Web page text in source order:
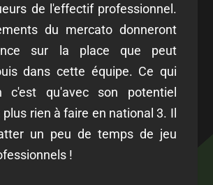
de l'effectif professionnel.
du mercato donneront
sur la place que peut
dans cette équipe. Ce qui
c'est qu'avec son potentiel
plus rien à faire en national 3. Il
un peu de temps de jeu
!